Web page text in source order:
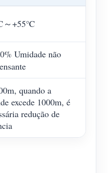
+55℃
Umidade não
quando a
excede 1000m, é
redução de